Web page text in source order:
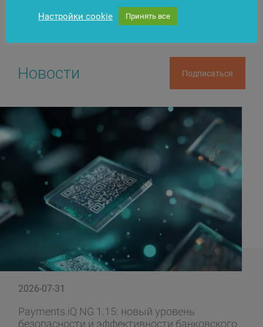
Новости Подписаться
2026-07-31
Payments.iQ NG 1.15: новый уровень
безопасности и эффективности банковского
Настройки cookie Принять все